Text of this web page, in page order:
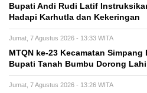
Bupati Andi Rudi Latif
Hadapi Karhutla dan Kekeringan
Jumat, 7 Agustus 2026 - 13:33 WITA
MTQN ke-23 Kecamatan Simpang
Bupati Tanah Bumbu Dorong
Jumat, 7 Agustus 2026 - 13:26 WITA